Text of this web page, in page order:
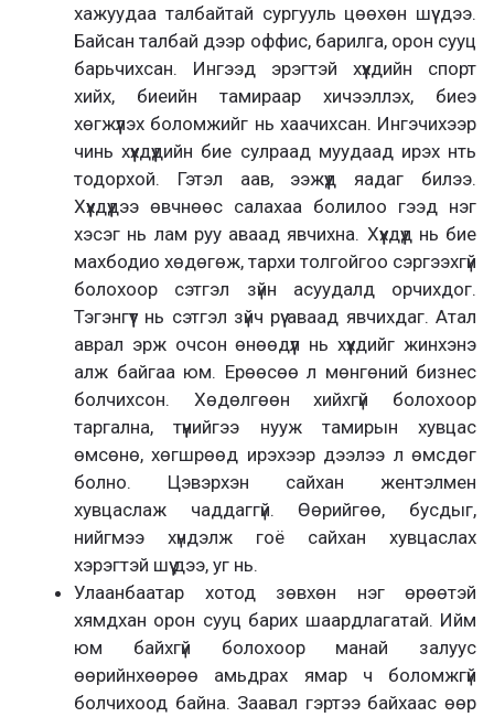
хажуудаа талбайтай сургууль цөөхөн шүү дээ.
Байсан талбай дээр оффис, барилга, орон сууц
барьчихсан. Ингээд эрэгтэй хүүхдийн спорт
хийх, биеийн тамираар хичээллэх, биеэ
хөгжүүлэх боломжийг нь хаачихсан. Ингэчихээр
чинь хүүхдүүдийн бие сулраад муудаад ирэх нть
тодорхой. Гэтэл аав, ээжүүд яадаг билээ.
Хүүхдүүдээ өвчнөөс салахаа болилоо гээд нэг
хэсэг нь лам руу аваад явчихна. Хүүхдүүд нь бие
махбодио хөдөгөж, тархи толгойгоо сэргээхгүй
болохоор сэтгэл зүйн асуудалд орчихдог.
Тэгэнгүүт нь сэтгэл зүйч рүү аваад явчихдаг. Атал
аврал эрж очсон өнөөдүүл нь хүүхдийг жинхэнэ
алж байгаа юм. Ерөөсөө л мөнгөний бизнес
болчихсон. Хөдөлгөөн хийхгүй болохоор
таргална, түүнийгээ нууж тамирын хувцас
өмсөнө, хөгшрөөд ирэхээр дээлээ л өмсдөг
болно. Цэвэрхэн сайхан жентэлмен
хувцаслаж чаддаггүй. Өөрийгөө, бусдыг,
нийгмээ хүндэлж гоё сайхан хувцаслах
хэрэгтэй шүү дээ, уг нь.
Улаанбаатар хотод зөвхөн нэг өрөөтэй
хямдхан орон сууц барих шаардлагатай. Ийм
юм байхгүй болохоор манай залуус
өөрийнхөөрөө амьдрах ямар ч боломжгүй
болчихоод байна. Заавал гэртээ байхаас өөр